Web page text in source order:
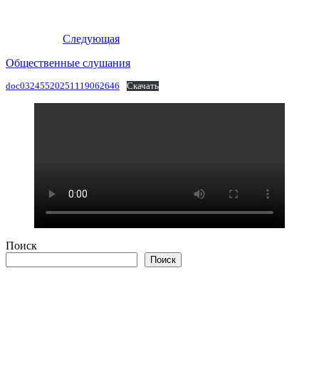
Следующая
Общественные слушания
doc03245520251119062646 Скачать
Поиск
Поиск